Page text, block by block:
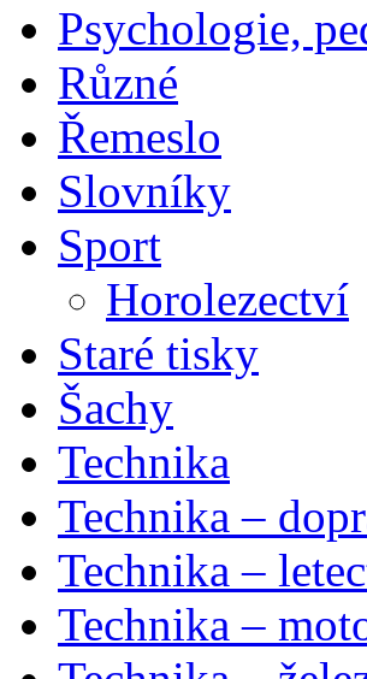
Psychologie,
Různé
Řemeslo
Slovníky
Sport
Horolezectví
Staré tisky
Šachy
Technika
Technika –
Technika –
Technika –